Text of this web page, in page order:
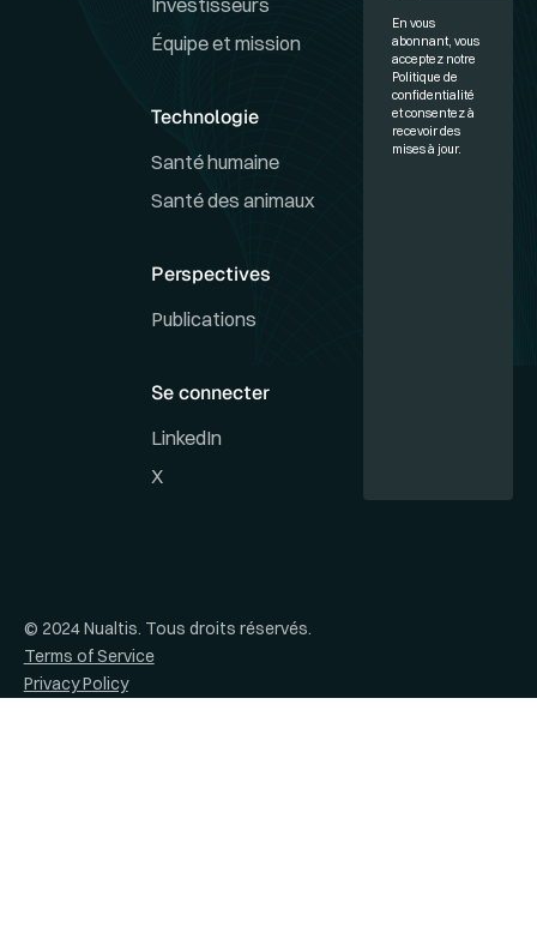
Équipe et mission
Technologie
Santé humaine
Santé des animaux
Perspectives
Publications
Se connecter
LinkedIn
X
En vous
abonnant, vous
acceptez notre
Politique de
confidentialité
et consentez à
recevoir des
mises à jour.
© 2024 Nualtis. Tous droits réservés.
Terms of Service
Privacy Policy